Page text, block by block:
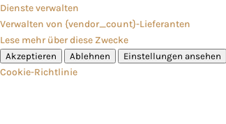
Dienste verwalten
Verwalten von {vendor_count}-Lieferanten
Lese mehr über diese Zwecke
Akzeptieren Ablehnen Einstellungen ansehen
Cookie-Richtlinie